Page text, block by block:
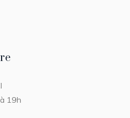
19h